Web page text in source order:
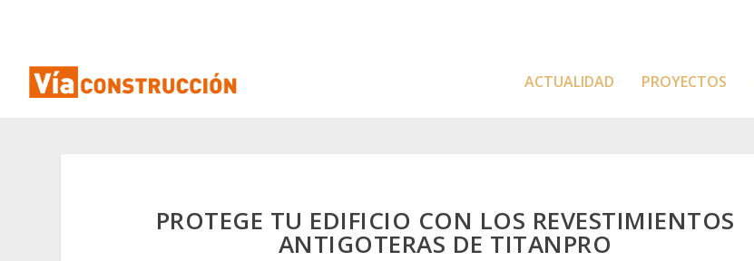
ACTUALIDAD PROYECTOS
PROTEGE TU EDIFICIO CON LOS REVESTIMIENTOS
ANTIGOTERAS DE TITANPRO